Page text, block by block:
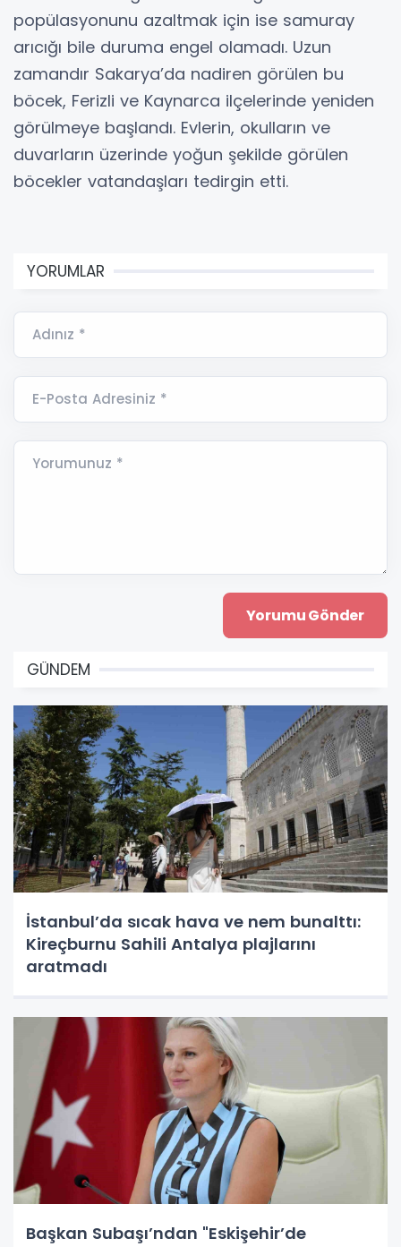
popülasyonunu azaltmak için ise samuray
arıcığı bile duruma engel olamadı. Uzun
zamandır Sakarya’da nadiren görülen bu
böcek, Ferizli ve Kaynarca ilçelerinde yeniden
görülmeye başlandı. Evlerin, okulların ve
duvarların üzerinde yoğun şekilde görülen
böcekler vatandaşları tedirgin etti.
YORUMLAR
Adınız *
E-Posta Adresiniz *
Yorumunuz *
GÜNDEM
İstanbul’da sıcak hava ve nem bunalttı:
Kireçburnu Sahili Antalya plajlarını
aratmadı
Başkan Subaşı’ndan "Eskişehir’de